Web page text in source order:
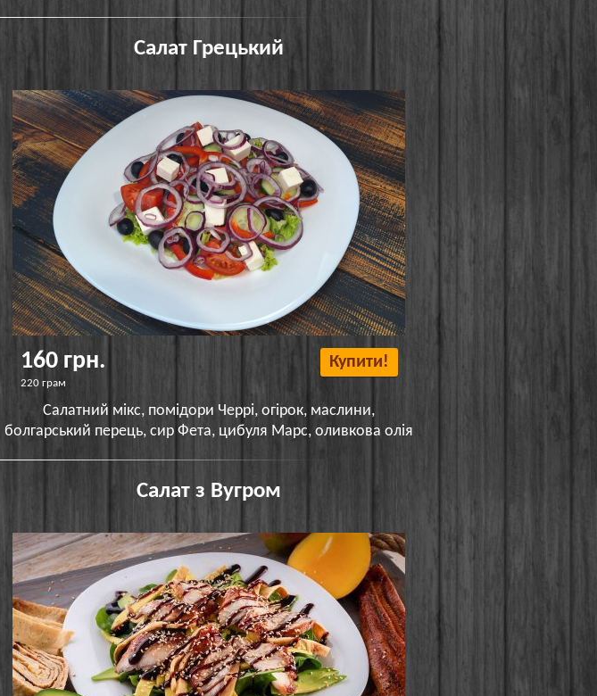
Салат Грецький
160 грн.
220 грам
Купити!
Салатний мікс, помідори Черрі, огірок, маслини,
болгарський перець, сир Фета, цибуля Марс, оливкова олія
Салат з Вугром